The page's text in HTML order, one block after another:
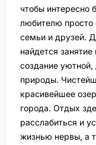
чтобы интересно
любителю просто
семьи и друзей.
найдется
создание
природы.
красивейшее
города. Отдых
расслабиться и
жизнью нервы, а